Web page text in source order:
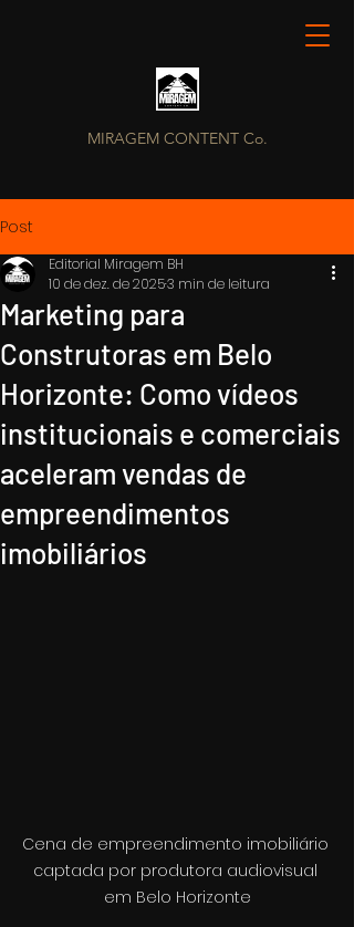
MIRAGEM CONTENT Co.
Post
Marketing para
Construtoras em Belo
Horizonte: Como vídeos
institucionais e comerciais
aceleram vendas de
empreendimentos
imobiliários
Editorial Miragem BH
10 de dez. de 20253 min de leitura
Cena de empreendimento imobiliário
captada por produtora audiovisual
em Belo Horizonte